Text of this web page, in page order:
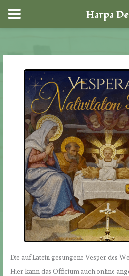
springen
Die auf Latein gesungene Vesper des
Hier kann das Officium auch online
Harpa